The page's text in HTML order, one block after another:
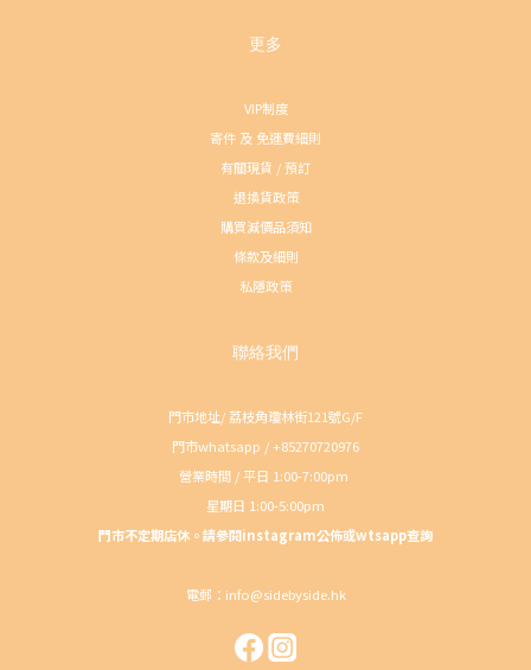
更多
VIP制度
寄件 及 免運費細則
有關現貨 / 預訂
退換貨政策
購買減價品須知
條款及細則
私隱政策
聯絡我們
門市地址/ 荔枝角瓊林街121號G/F
門市whatsapp / +85270720976
營業時間 / 平日 1:00-7:00pm
星期日 1:00-5:00pm
門市不定期店休。請參閱instagram公佈或wtsapp查詢
電郵：info@sidebyside.hk